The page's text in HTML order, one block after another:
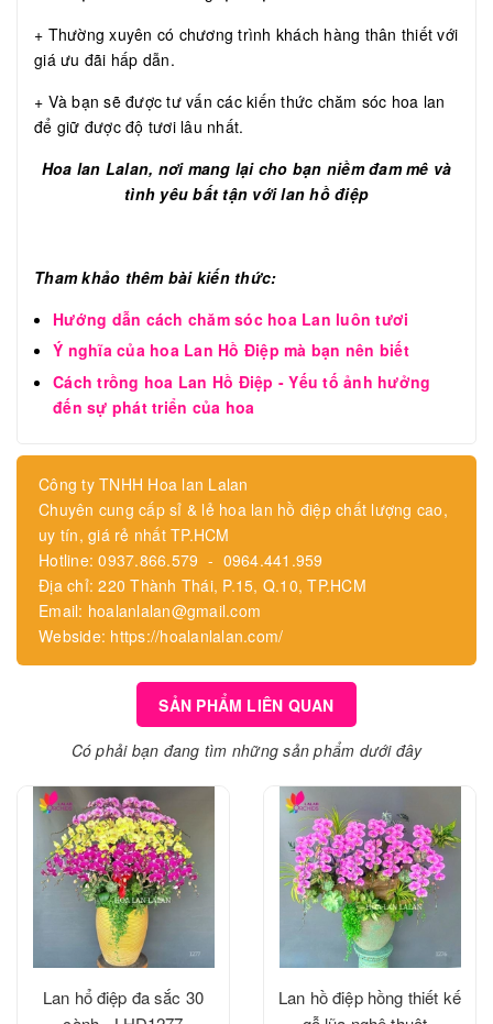
+ Thường xuyên có chương trình khách hàng thân thiết với
giá ưu đãi hấp dẫn.
+ Và bạn sẽ được tư vấn các kiến thức chăm sóc hoa lan
để giữ được độ tươi lâu nhất.
Hoa lan Lalan, nơi mang lại cho bạn niềm đam mê và
tình yêu bất tận với lan hồ điệp
Tham khảo thêm bài kiến thức:
Hướng dẫn cách chăm sóc hoa Lan luôn tươi
Ý nghĩa của hoa Lan Hồ Điệp mà bạn nên biết
Cách trồng hoa Lan Hồ Điệp - Yếu tố ảnh hưởng
đến sự phát triển của hoa
Công ty TNHH Hoa lan Lalan
Chuyên cung cấp sỉ & lẻ hoa lan hồ điệp chất lượng cao,
uy tín, giá rẻ nhất TP.HCM
Hotline: 0937.866.579 - 0964.441.959
Địa chỉ: 220 Thành Thái, P.15, Q.10, TP.HCM
Email: hoalanlalan@gmail.com
Webside: https://hoalanlalan.com/
SẢN PHẨM LIÊN QUAN
Có phải bạn đang tìm những sản phẩm dưới đây
Lan hổ điệp đa sắc 30
Lan hồ điệp hồng thiết kế